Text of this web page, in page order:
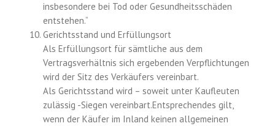
insbesondere bei Tod oder Gesundheitsschäden
entstehen.“
Gerichtsstand und Erfüllungsort
Als Erfüllungsort für sämtliche aus dem
Vertragsverhältnis sich ergebenden Verpflichtungen
wird der Sitz des Verkäufers vereinbart.
Als Gerichtsstand wird – soweit unter Kaufleuten
zulässig -Siegen vereinbart.Entsprechendes gilt,
wenn der Käufer im Inland keinen allgemeinen